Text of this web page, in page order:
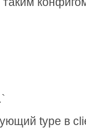
type в